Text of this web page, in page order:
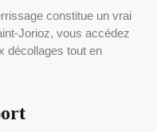
constitue un vrai
Jorioz, vous accédez
décollages tout en